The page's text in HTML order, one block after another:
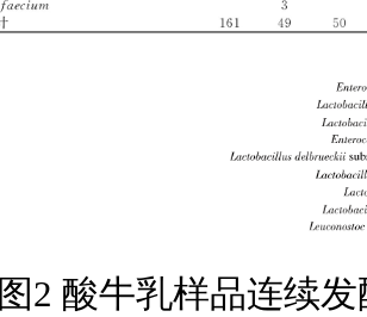
图2 酸牛乳样品连续